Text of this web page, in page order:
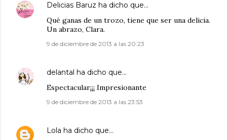
Delicias Baruz ha dicho que…
Qué ganas de un trozo, tiene que ser una delicia.
Un abrazo, Clara.
9 de diciembre de 2013 a las 20:23
delantal ha dicho que…
Espectacular¡¡¡ Impresionante
9 de diciembre de 2013 a las 23:53
Lola ha dicho que…